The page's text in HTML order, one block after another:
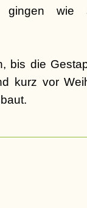
gingen wie
bis die
kurz vor